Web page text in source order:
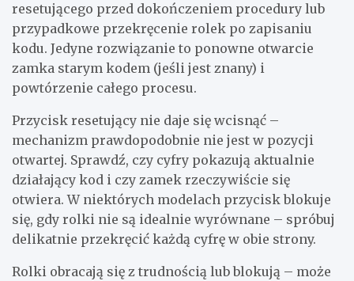
resetującego przed dokończeniem procedury lub
przypadkowe przekręcenie rolek po zapisaniu
kodu. Jedyne rozwiązanie to ponowne otwarcie
zamka starym kodem (jeśli jest znany) i
powtórzenie całego procesu.
Przycisk resetujący nie daje się wcisnąć –
mechanizm prawdopodobnie nie jest w pozycji
otwartej. Sprawdź, czy cyfry pokazują aktualnie
działający kod i czy zamek rzeczywiście się
otwiera. W niektórych modelach przycisk blokuje
się, gdy rolki nie są idealnie wyrównane – spróbuj
delikatnie przekręcić każdą cyfrę w obie strony.
Rolki obracają się z trudnością lub blokują – może